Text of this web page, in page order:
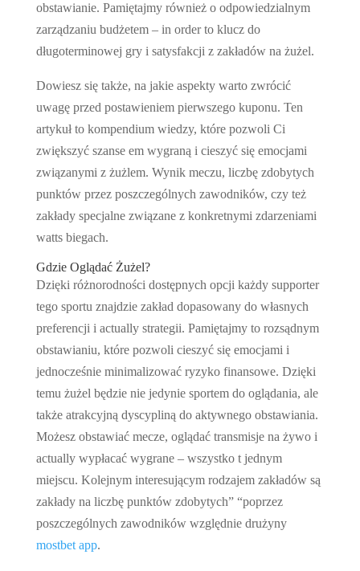
obstawianie. Pamiętajmy również o odpowiedzialnym
zarządzaniu budżetem – in order to klucz do
długoterminowej gry i satysfakcji z zakładów na żużel.
Dowiesz się także, na jakie aspekty warto zwrócić
uwagę przed postawieniem pierwszego kuponu. Ten
artykuł to kompendium wiedzy, które pozwoli Ci
zwiększyć szanse em wygraną i cieszyć się emocjami
związanymi z żużlem. Wynik meczu, liczbę zdobytych
punktów przez poszczególnych zawodników, czy też
zakłady specjalne związane z konkretnymi zdarzeniami
watts biegach.
Gdzie Oglądać Żużel?
Dzięki różnorodności dostępnych opcji każdy supporter
tego sportu znajdzie zakład dopasowany do własnych
preferencji i actually strategii. Pamiętajmy to rozsądnym
obstawianiu, które pozwoli cieszyć się emocjami i
jednocześnie minimalizować ryzyko finansowe. Dzięki
temu żużel będzie nie jedynie sportem do oglądania, ale
także atrakcyjną dyscypliną do aktywnego obstawiania.
Możesz obstawiać mecze, oglądać transmisje na żywo i
actually wypłacać wygrane – wszystko t jednym
miejscu. Kolejnym interesującym rodzajem zakładów są
zakłady na liczbę punktów zdobytych” “poprzez
poszczególnych zawodników względnie drużyny
mostbet app.